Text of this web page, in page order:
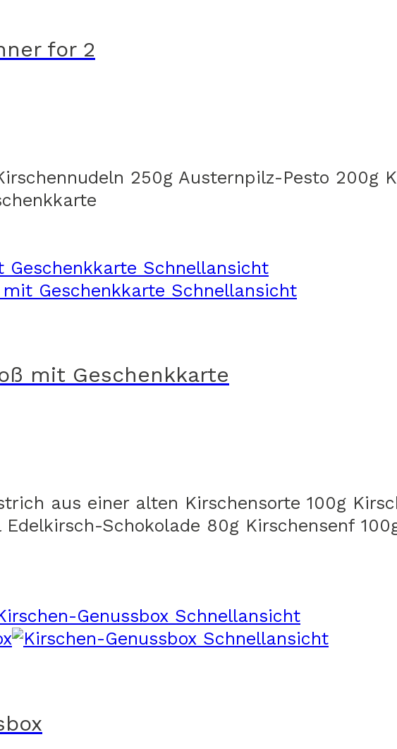
for 2
250g Austernpilz-Pesto 200g
Schnellansicht
Schnellansicht
mit Geschenkkarte
aus einer alten Kirschensorte 100g
Schokolade 80g Kirschensenf
Schnellansicht
Schnellansicht